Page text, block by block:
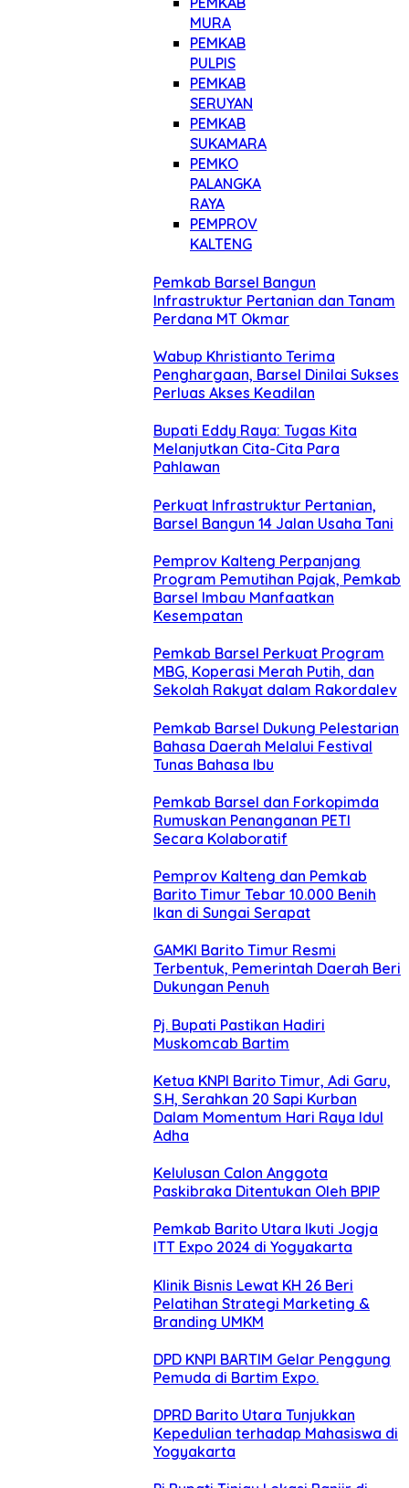
MURA
PEMKAB
PULPIS
PEMKAB
SERUYAN
PEMKAB
SUKAMARA
PEMKO
PALANGKA
RAYA
PEMPROV
KALTENG
Pemkab Barsel Bangun
Infrastruktur Pertanian dan Tanam
Perdana MT Okmar
Wabup Khristianto Terima
Penghargaan, Barsel Dinilai Sukses
Perluas Akses Keadilan
Bupati Eddy Raya: Tugas Kita
Melanjutkan Cita-Cita Para
Pahlawan
Perkuat Infrastruktur Pertanian,
Barsel Bangun 14 Jalan Usaha Tani
Pemprov Kalteng Perpanjang
Program Pemutihan Pajak, Pemkab
Barsel Imbau Manfaatkan
Kesempatan
Pemkab Barsel Perkuat Program
MBG, Koperasi Merah Putih, dan
Sekolah Rakyat dalam Rakordalev
Pemkab Barsel Dukung Pelestarian
Bahasa Daerah Melalui Festival
Tunas Bahasa Ibu
Pemkab Barsel dan Forkopimda
Rumuskan Penanganan PETI
Secara Kolaboratif
Pemprov Kalteng dan Pemkab
Barito Timur Tebar 10.000 Benih
Ikan di Sungai Serapat
GAMKI Barito Timur Resmi
Terbentuk, Pemerintah Daerah Beri
Dukungan Penuh
Pj. Bupati Pastikan Hadiri
Muskomcab Bartim
Ketua KNPI Barito Timur, Adi Garu,
S.H, Serahkan 20 Sapi Kurban
Dalam Momentum Hari Raya Idul
Adha
Kelulusan Calon Anggota
Paskibraka Ditentukan Oleh BPIP
Pemkab Barito Utara Ikuti Jogja
ITT Expo 2024 di Yogyakarta
Klinik Bisnis Lewat KH 26 Beri
Pelatihan Strategi Marketing &
Branding UMKM
DPD KNPI BARTIM Gelar Penggung
Pemuda di Bartim Expo.
DPRD Barito Utara Tunjukkan
Kepedulian terhadap Mahasiswa di
Yogyakarta